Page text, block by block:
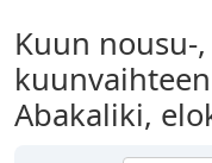
Kuun nousu-
Abakaliki,